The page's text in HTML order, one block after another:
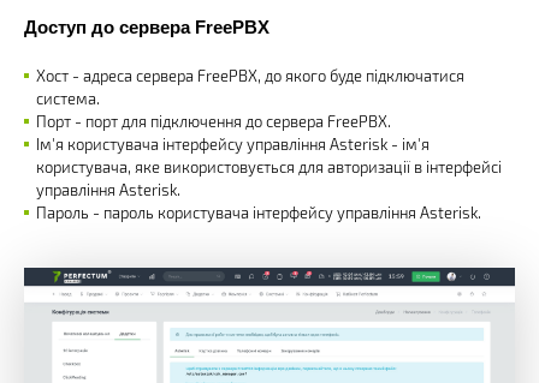
Доступ до сервера FreePBX
Хост - адреса сервера FreePBX, до якого буде підключатися
система.
Порт - порт для підключення до сервера FreePBX.
Ім'я користувача інтерфейсу управління Asterisk - ім'я
користувача, яке використовується для авторизації в інтерфейсі
управління Asterisk.
Пароль - пароль користувача інтерфейсу управління Asterisk.